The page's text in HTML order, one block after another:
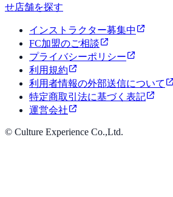
せ店舗を探す
インストラクター募集中
FC加盟のご相談
プライバシーポリシー
利用規約
利用者情報の外部送信について
特定商取引法に基づく表記
運営会社
© Culture Experience Co.,Ltd.